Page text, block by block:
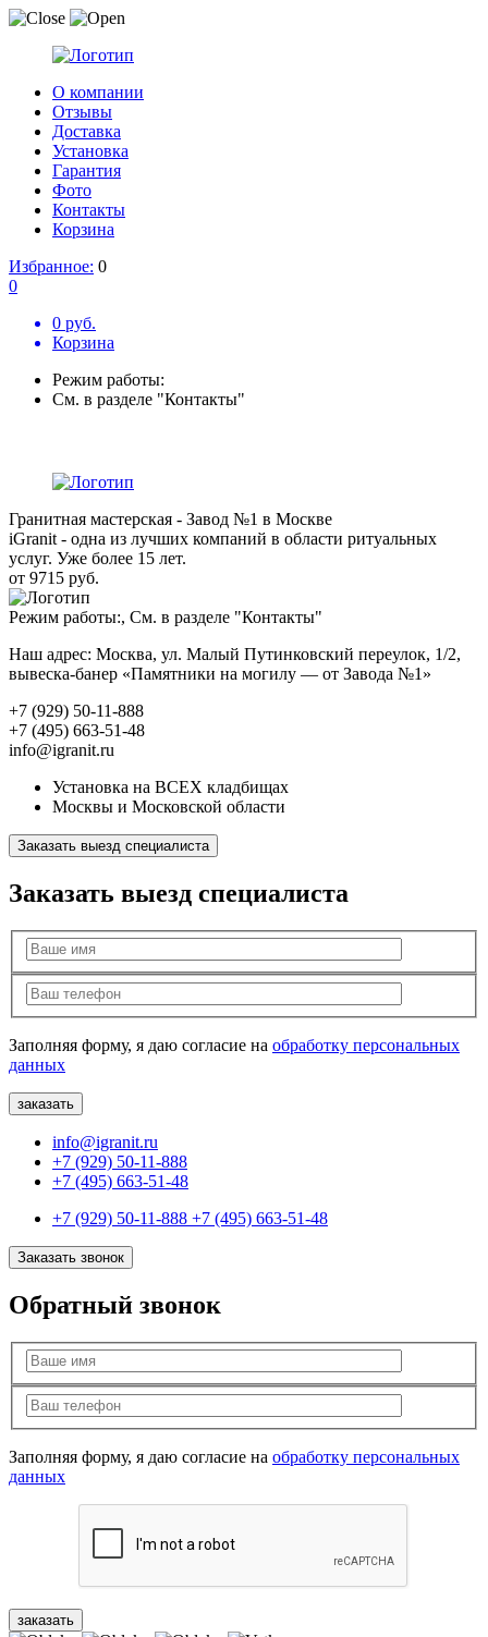
О компании
Отзывы
Доставка
Установка
Гарантия
Фото
Контакты
Корзина
Избранное: 0
0
0 руб.
Корзина
Режим работы:
См. в разделе "Контакты"
Гранитная мастерская - Завод №1 в Москве
iGranit - одна из лучших компаний в области ритуальных
услуг. Уже более 15 лет.
от 9715 руб.
Режим работы:, См. в разделе "Контакты"
Наш адрес: Москва, ул. Малый Путинковский переулок, 1/2,
вывеска-банер «Памятники на могилу — от Завода №1»
+7 (929) 50-11-888
+7 (495) 663-51-48
info@igranit.ru
Установка на ВСЕХ кладбищах
Москвы и Московской области
Заказать выезд специалиста
Заказать выезд специалиста
Заполняя форму, я даю согласие на обработку персональных
данных
info@igranit.ru
+7 (929) 50-11-888
+7 (495) 663-51-48
+7 (929) 50-11-888 +7 (495) 663-51-48
Заказать звонок
Обратный звонок
Заполняя форму, я даю согласие на обработку персональных
данных